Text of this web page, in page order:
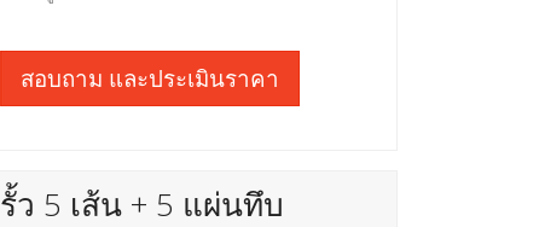
สอบถาม และประเมินราคา
รั้ว 5 เส้น + 5 แผ่นทึบ